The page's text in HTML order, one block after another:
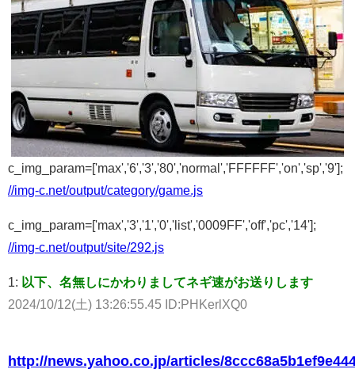
c_img_param=['max','6','3','80','normal','FFFFFF','on','sp','9'];
//img-c.net/output/category/game.js
c_img_param=['max','3','1','0','list','0009FF','off','pc','14'];
//img-c.net/output/site/292.js
1: 以下、名無しにかわりましてネギ速がお送りします
2024/10/12(土) 13:26:55.45 ID:PHKerlXQ0
http://news.yahoo.co.jp/articles/